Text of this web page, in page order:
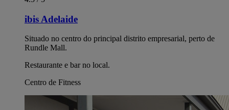
ibis Adelaide
Situado no centro do principal distrito empresarial, perto de
Rundle Mall.
Restaurante e bar no local.
Centro de Fitness